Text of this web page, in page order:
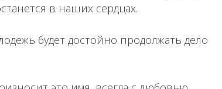
в наших сердцах.
будет достойно продолжать дело